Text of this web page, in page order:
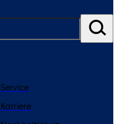
Service
Karriere